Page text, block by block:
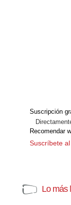
Suscripción
Recomendar
Suscríbete
Lo más